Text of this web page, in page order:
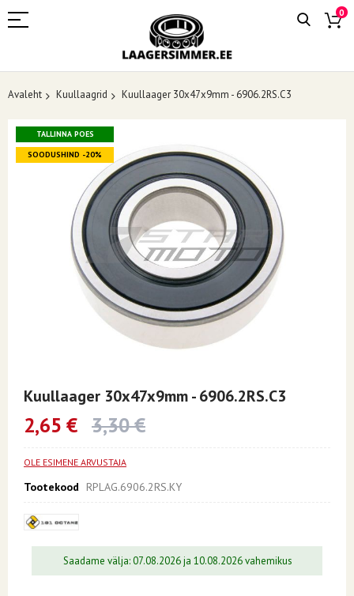
0
Avaleht Kuullaagrid Kuullaager 30x47x9mm - 6906.2RS.C3
Skip
the
end
TALLINNA POES
SOODUSHIND -20%
beginning
images
Kuullaager 30x47x9mm - 6906.2RS.C3
2,65 € 3,30 €
OLE ESIMENE ARVUSTAJA
Tootekood RPLAG.6906.2RS.KY
Saadame välja: 07.08.2026 ja 10.08.2026 vahemikus